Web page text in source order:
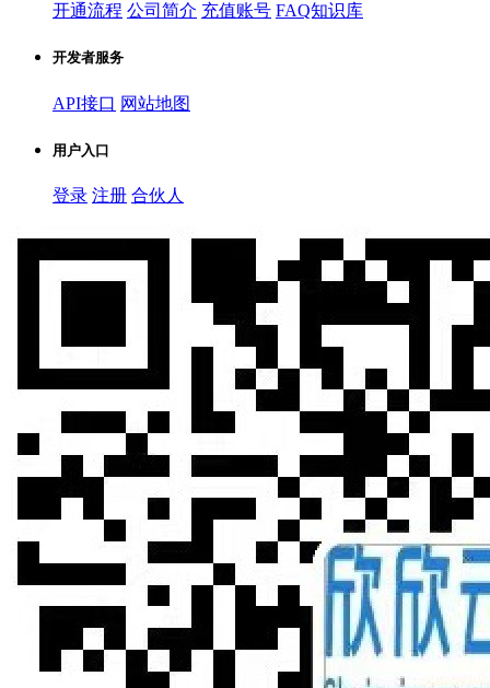
开通流程 公司简介 充值账号 FAQ知识库
开发者服务
API接口 网站地图
用户入口
登录 注册 合伙人